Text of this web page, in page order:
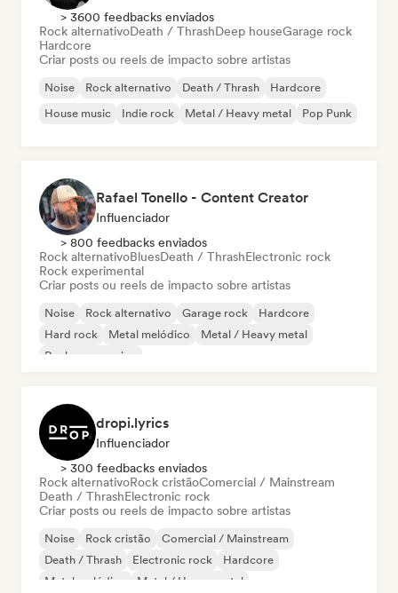
> 3600 feedbacks enviados
Rock alternativoDeath / ThrashDeep houseGarage rock
Hardcore
Criar posts ou reels de impacto sobre artistas
Noise Rock alternativo Death / Thrash
Hardcore
House music
Indie rock Metal / Heavy metal Pop Punk
Rafael Tonello - Content Creator
Influenciador
> 800 feedbacks enviados
Rock alternativoBluesDeath / ThrashElectronic rock
Rock experimental
Criar posts ou reels de impacto sobre artistas
Noise Rock alternativo Garage rock
Hardcore
Hard rock
Metal melódico
Metal / Heavy metal
Rock progressivo
dropi.lyrics
Influenciador
> 300 feedbacks enviados
Rock alternativoRock cristãoComercial / Mainstream
Death / ThrashElectronic rock
Criar posts ou reels de impacto sobre artistas
Noise Rock cristão
Comercial / Mainstream
Death / Thrash
Electronic rock
Hardcore
Metal melódico
Metal / Heavy metal